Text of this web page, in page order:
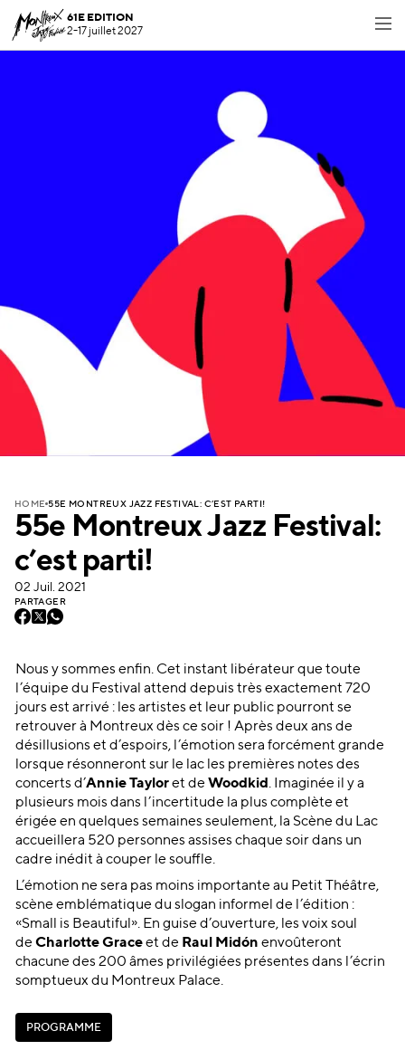
61E EDITION
2-17 juillet 2027
HOME 55E MONTREUX JAZZ FESTIVAL: C’EST PARTI!
55e Montreux Jazz Festival:
c’est parti!
02 Juil. 2021
PARTAGER
Nous y sommes enfin. Cet instant libérateur que toute
l’équipe du Festival attend depuis très exactement 720
jours est arrivé : les artistes et leur public pourront se
retrouver à Montreux dès ce soir ! Après deux ans de
désillusions et d’espoirs, l’émotion sera forcément grande
lorsque résonneront sur le lac les premières notes des
concerts d’Annie Taylor et de Woodkid . Imaginée il y a
plusieurs mois dans l’incertitude la plus complète et
érigée en quelques semaines seulement, la Scène du Lac
accueillera 520 personnes assises chaque soir dans un
cadre inédit à couper le souffle.
L’émotion ne sera pas moins importante au Petit Théâtre,
scène emblématique du slogan informel de l’édition :
«Small is Beautiful». En guise d’ouverture, les voix soul
de Charlotte Graceet de Raul Midón envoûteront
chacune des 200 âmes privilégiées présentes dans l’écrin
somptueux du Montreux Palace.
PROG RAM M E
PROGRAMME